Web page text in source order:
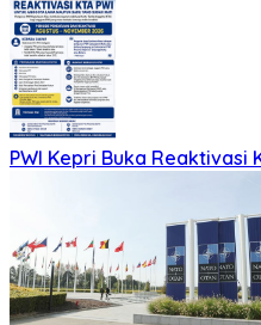
PWI Kepri Buka Reaktivasi